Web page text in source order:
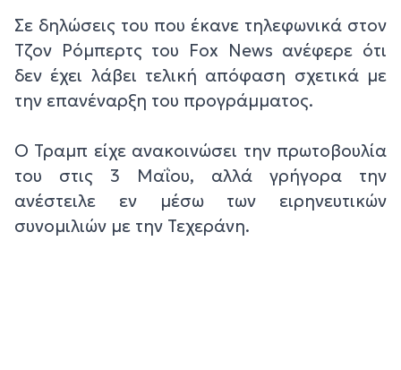
Σε δηλώσεις του που έκανε τηλεφωνικά στον
Τζον Ρόμπερτς του Fox News ανέφερε ότι
δεν έχει λάβει τελική απόφαση σχετικά με
την επανέναρξη του προγράμματος.
Ο Τραμπ είχε ανακοινώσει την πρωτοβουλία
του στις 3 Μαΐου, αλλά γρήγορα την
ανέστειλε εν μέσω των ειρηνευτικών
συνομιλιών με την Τεχεράνη.